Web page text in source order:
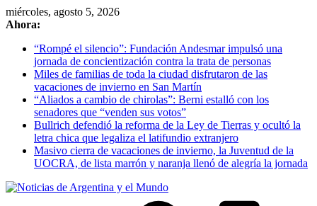
Skip
to
miércoles, agosto 5, 2026
Ahora:
“Rompé el silencio”: Fundación Andesmar impulsó una
jornada de concientización contra la trata de personas
Miles de familias de toda la ciudad disfrutaron de las
vacaciones de invierno en San Martín
“Aliados a cambio de chirolas”: Berni estalló con los
senadores que “venden sus votos”
Bullrich defendió la reforma de la Ley de Tierras y ocultó la
letra chica que legaliza el latifundio extranjero
Masivo cierra de vacaciones de invierno, la Juventud de la
UOCRA, de lista marrón y naranja llenó de alegría la jornada